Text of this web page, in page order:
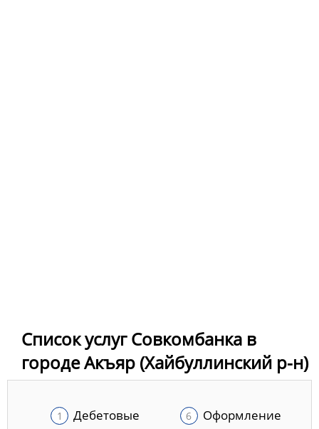
Список услуг Совкомбанка в
городе Акъяр (Хайбуллинский р-н)
Дебетовые
Оформление